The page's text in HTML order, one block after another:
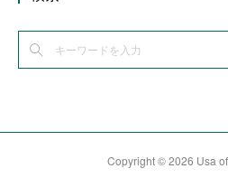
Copyright ©2026 Usa